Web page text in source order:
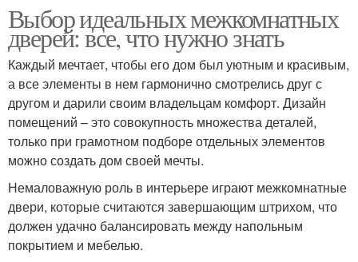
Выбор идеальных межкомнатных
дверей: все, что нужно знать
Каждый мечтает, чтобы его дом был уютным и красивым,
а все элементы в нем гармонично смотрелись друг с
другом и дарили своим владельцам комфорт. Дизайн
помещений – это совокупность множества деталей,
только при грамотном подборе отдельных элементов
можно создать дом своей мечты.
Немаловажную роль в интерьере играют межкомнатные
двери, которые считаются завершающим штрихом, что
должен удачно балансировать между напольным
покрытием и мебелью.